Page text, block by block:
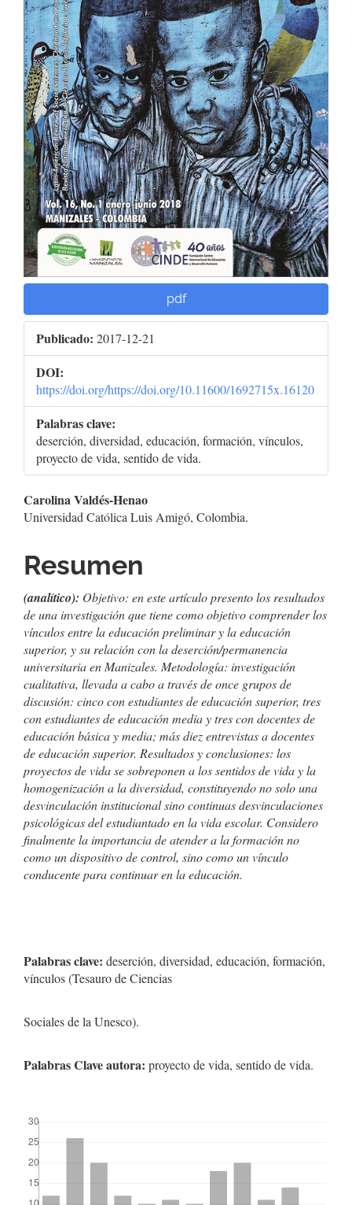
pdf
Publicado: 2017-12-21
DOI:
https://doi.org/https://doi.org/10.11600/1692715x.16120
Palabras clave:
deserción, diversidad, educación, formación, vínculos,
proyecto de vida, sentido de vida.
Contenido
del
artículo
Carolina Valdés-Henao
Universidad Católica Luis Amigó, Colombia.
Resumen
(analítico): Objetivo: en este artículo presento los resultados
de una investigación que tiene como objetivo comprender los
vínculos entre la educación preliminar y la educación
superior, y su relación con la deserción/permanencia
universitaria en Manizales. Metodología: investigación
cualitativa, llevada a cabo a través de once grupos de
discusión: cinco con estudiantes de educación superior, tres
con estudiantes de educación media y tres con docentes de
educación básica y media; más diez entrevistas a docentes
de educación superior. Resultados y conclusiones: los
proyectos de vida se sobreponen a los sentidos de vida y la
homogenización a la diversidad, constituyendo no solo una
desvinculación institucional sino continuas desvinculaciones
psicológicas del estudiantado en la vida escolar. Considero
finalmente la importancia de atender a la formación no
como un dispositivo de control, sino como un vínculo
conducente para continuar en la educación.
Palabras clave: deserción, diversidad, educación, formación,
vínculos (Tesauro de Ciencias
Sociales de la Unesco).
Palabras Clave autora: proyecto de vida, sentido de vida.